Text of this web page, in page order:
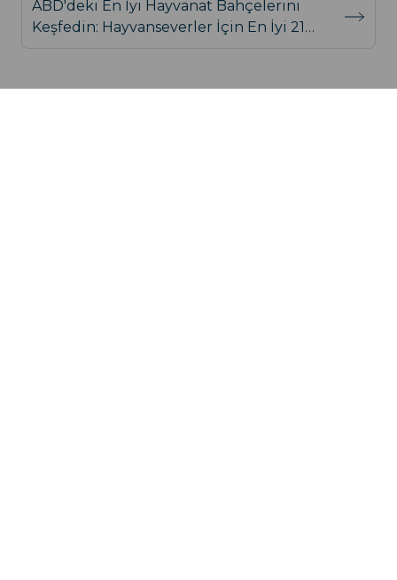
ABD'deki En İyi Hayvanat Bahçelerini
Keşfedin: Hayvanseverler İçin En İyi 21